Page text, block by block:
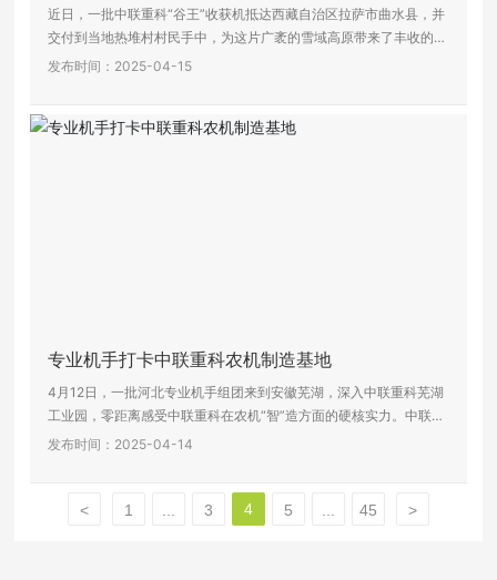
力西藏农户奏响丰收乐章
近日，一批中联重科“谷王”收获机抵达西藏自治区拉萨市曲水县，并
交付到当地热堆村村民手中，为这片广袤的雪域高原带来了丰收的新
希望。
发布时间：2025-04-15
专业机手打卡中联重科农机制造基地
4月12日，一批河北专业机手组团来到安徽芜湖，深入中联重科芜湖
工业园，零距离感受中联重科在农机“智”造方面的硬核实力。中联农
机联席总经理霍晓峰及各部门负责人陪同接待。
发布时间：2025-04-14
< 1 ... 3 4 5 ... 45 >